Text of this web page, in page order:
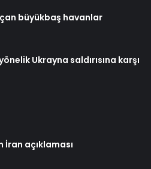
büyükbaş havanlar
Ukrayna saldırısına karşı
İran açıklaması